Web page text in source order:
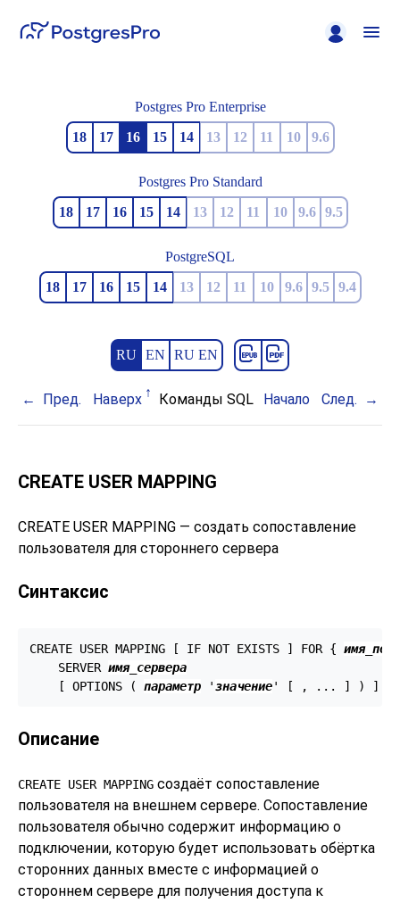
Postgres Pro Enterprise
18
17 16 15 14 13 12 11 10 9.6
Postgres Pro Standard
18
17 16 15 14 13 12 11 10 9.6 9.5
PostgreSQL
18
17 16 15 14 13 12 11 10 9.6 9.5 9.4
RU EN RU EN
Пред. Наверх Команды SQL Начало След.
CREATE USER MAPPING
CREATE USER MAPPING — создать сопоставление
пользователя для стороннего сервера
Синтаксис
CREATE USER MAPPING [ IF NOT EXISTS ] FOR {
    SERVER
имя_сервера
    [ OPTIONS (
параметр 'значение' [ , ... ] ) ]
Описание
CREATE USER MAPPING создаёт сопоставление
пользователя на внешнем сервере. Сопоставление
пользователя обычно содержит информацию о
подключении, которую будет использовать обёртка
сторонних данных вместе с информацией о
стороннем сервере для получения доступа к